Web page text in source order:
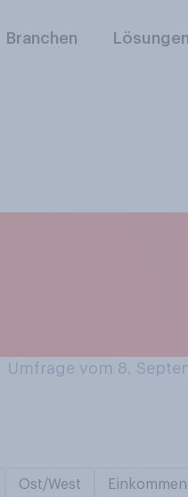
Branchen Lösungen
Umfrage vom 8.
Ost/West Einkommen